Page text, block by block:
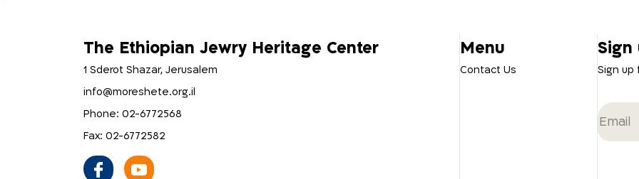
The Ethiopian Jewry Heritage Center
1 Sderot Shazar, Jerusalem
info@moreshete.org.il
Phone: 02-6772568
Fax: 02-6772582
Menu
Contact Us Sign